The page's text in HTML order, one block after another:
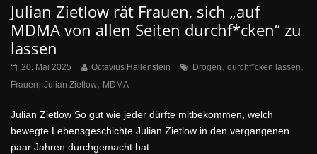
Julian Zietlow rät Frauen, sich „auf
MDMA von allen Seiten durchf*cken“ zu
lassen
20. Mai 2025 Octavius Hallenstein Drogen, durchf*cken lassen,
Frauen, Julian Zietlow, MDMA
Julian Zietlow So gut wie jeder dürfte mitbekommen, welch
bewegte Lebensgeschichte Julian Zietlow in den vergangenen
paar Jahren durchgemacht hat.